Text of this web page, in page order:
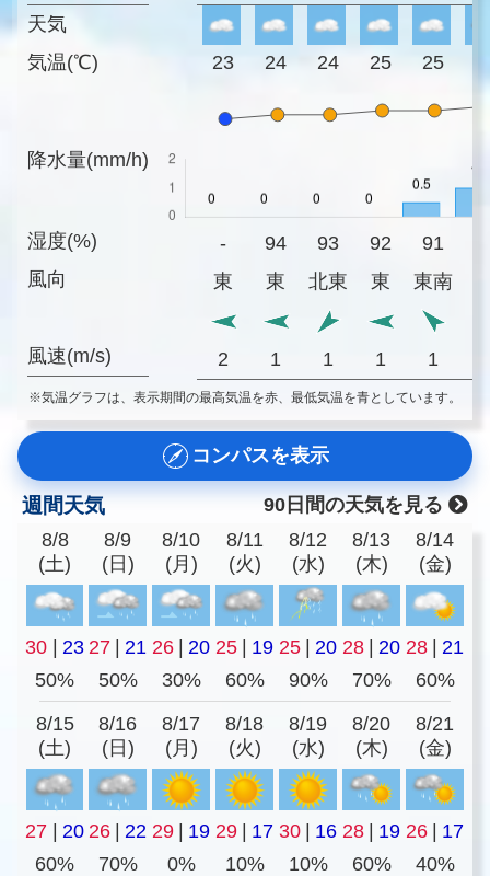
天気
気温(℃)
降水量(mm/h)
湿度(%)
風向
風速(m/s)
23 24 24 25 25
- 94 93 92 91
東
東 北東 東 東南
2 1 1 1 1
※気温グラフは、表示期間の最高気温を赤、最低気温を青としています。
コンパスを表示
週間天気
90日間の天気を見る
8/8
(土)
8/9
(日)
8/10
(月)
8/11
(火)
8/12
(水)
8/13
(木)
8/14
(金)
30 | 23 27 | 21 26 | 20 25 | 19 25 | 20 28 | 20 28 | 21
50%
50% 30% 60% 90% 70% 60%
8/15
(土)
8/16
(日)
8/17
(月)
8/18
(火)
8/19
(水)
8/20
(木)
8/21
(金)
27 | 20 26 | 22 29 | 19 29 | 17 30 | 16 28 | 19 26 | 17
60%
70% 0% 10% 10% 60%
40%